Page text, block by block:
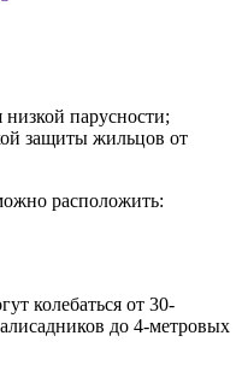
парусности;
защиты жильцов от
расположить:
колебаться от 30-
до 4-метровых